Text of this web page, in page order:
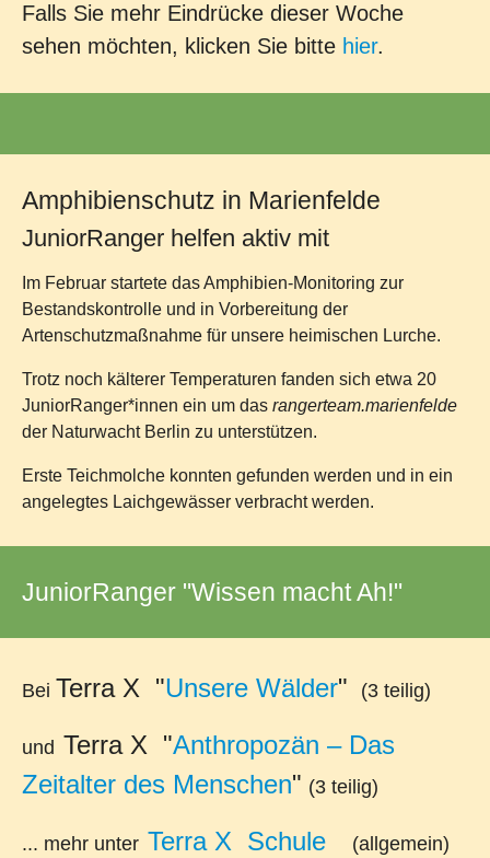
Falls Sie mehr Eindrücke dieser Woche
sehen möchten, klicken Sie bitte hier.
Amphibienschutz in Marienfelde
JuniorRanger helfen aktiv mit
Im Februar startete das Amphibien-Monitoring zur
Bestandskontrolle und in Vorbereitung der
Artenschutzmaßnahme für unsere heimischen Lurche.
Trotz noch kälterer Temperaturen fanden sich etwa 20
JuniorRanger*innen ein um das rangerteam.marienfelde
der Naturwacht Berlin zu unterstützen.
Erste Teichmolche konnten gefunden werden und in ein
angelegtes Laichgewässer verbracht werden.
JuniorRanger "Wissen macht Ah!"
Bei Terra X "Unsere Wälder" (3 teilig)
und Terra X "Anthropozän – Das
Zeitalter des Menschen" (3 teilig)
... mehr unter Terra X Schule (allgemein)